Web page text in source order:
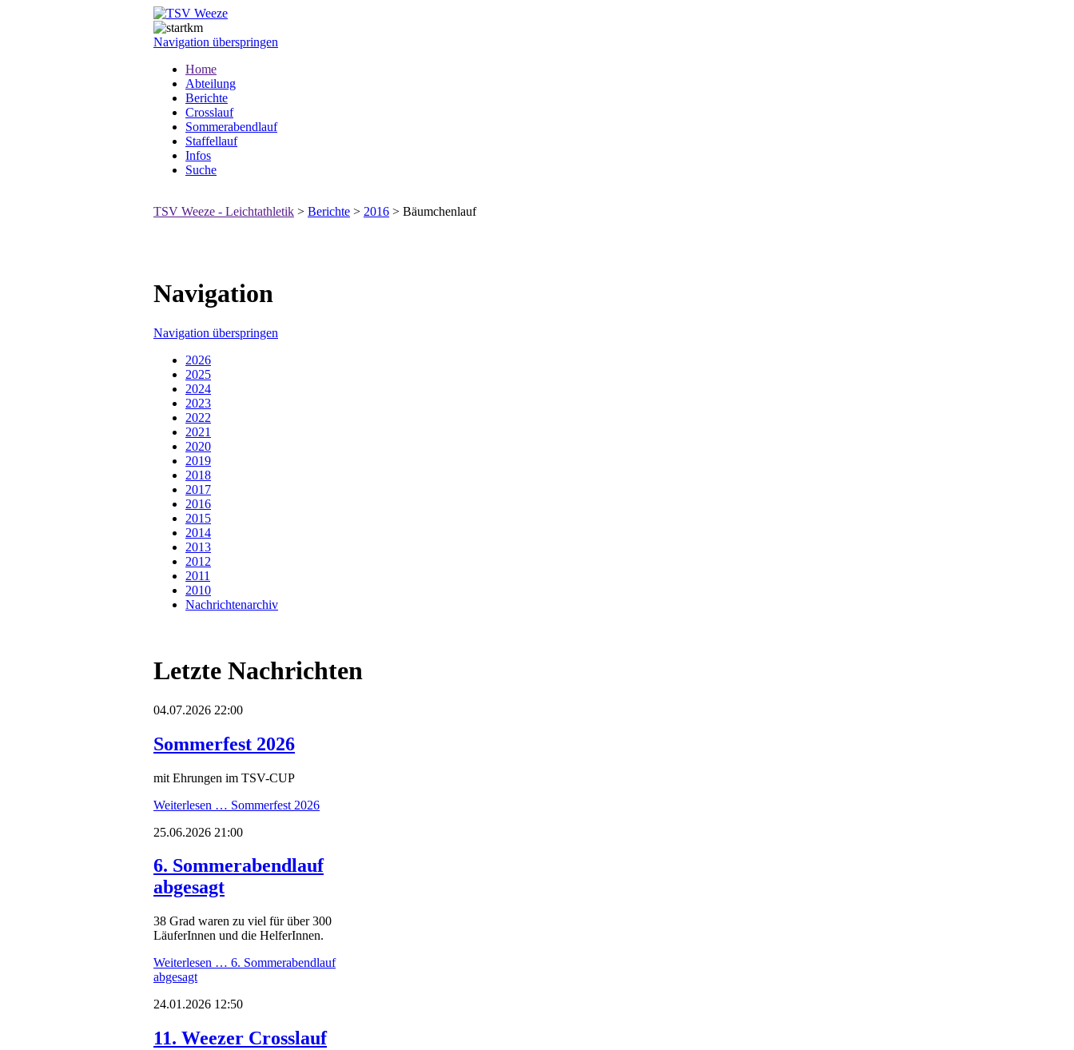
Navigation überspringen
Home
Abteilung
Berichte
Crosslauf
Sommerabendlauf
Staffellauf
Infos
Suche
TSV Weeze - Leichtathletik > Berichte > 2016 > Bäumchenlauf
Navigation
Navigation überspringen
2026
2025
2024
2023
2022
2021
2020
2019
2018
2017
2016
2015
2014
2013
2012
2011
2010
Nachrichtenarchiv
Letzte Nachrichten
04.07.2026 22:00
Sommerfest 2026
mit Ehrungen im TSV-CUP
Weiterlesen … Sommerfest 2026
25.06.2026 21:00
6. Sommerabendlauf
abgesagt
38 Grad waren zu viel für über 300
LäuferInnen und die HelferInnen.
Weiterlesen … 6. Sommerabendlauf
abgesagt
24.01.2026 12:50
11. Weezer Crosslauf